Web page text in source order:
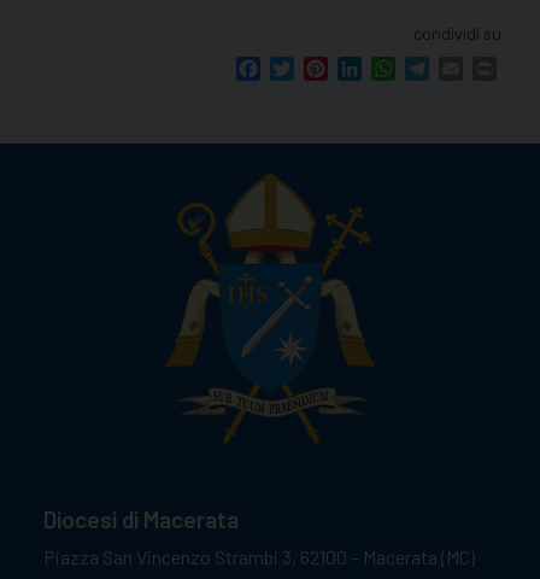
condividi su
FacebookTwitterPinterestLinkedInWhatsApp
Diocesi di Macerata
Piazza San Vincenzo Strambi 3, 62100 – Macerata (MC)